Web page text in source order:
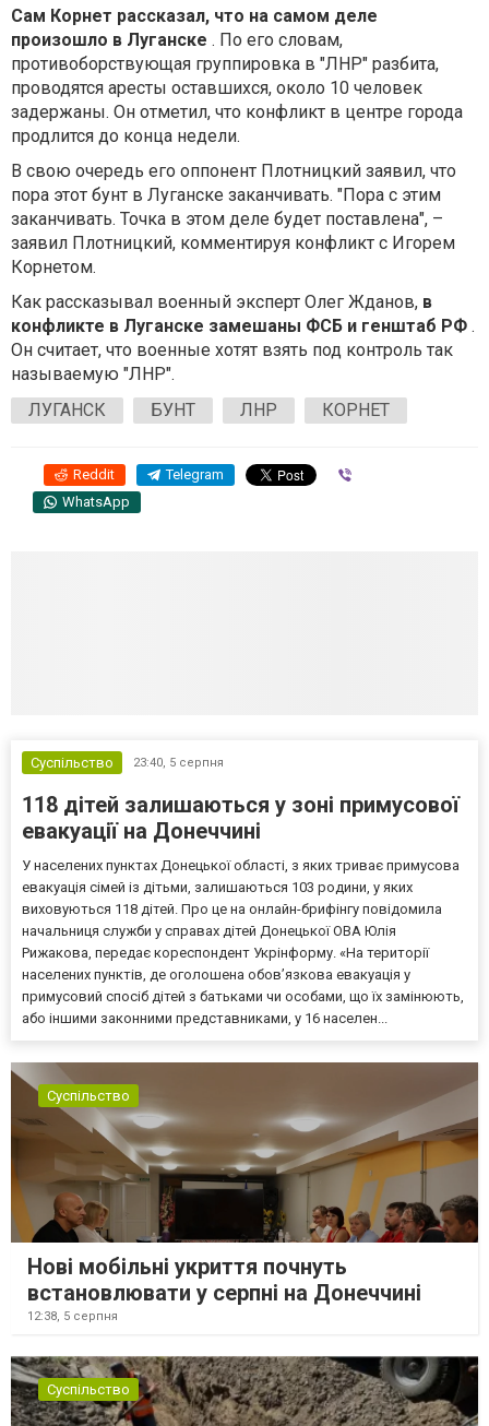
Сам Корнет рассказал, что на самом деле
произошло в Луганске . По его словам,
противоборствующая группировка в "ЛНР" разбита,
проводятся аресты оставшихся, около 10 человек
задержаны. Он отметил, что конфликт в центре города
продлится до конца недели.
В свою очередь его оппонент Плотницкий заявил, что
пора этот бунт в Луганске заканчивать. "Пора с этим
заканчивать. Точка в этом деле будет поставлена", –
заявил Плотницкий, комментируя конфликт с Игорем
Корнетом.
Как рассказывал военный эксперт Олег Жданов, в
конфликте в Луганске замешаны ФСБ и генштаб РФ .
Он считает, что военные хотят взять под контроль так
называемую "ЛНР".
ЛУГАНСК
БУНТ ЛНР КОРНЕТ
Reddit Telegram
WhatsApp
Суспільство 23:40, 5 серпня
118 дітей залишаються у зоні примусової
евакуації на Донеччині
У населених пунктах Донецької області, з яких триває примусова
евакуація сімей із дітьми, залишаються 103 родини, у яких
виховуються 118 дітей. Про це на онлайн-брифінгу повідомила
начальниця служби у справах дітей Донецької ОВА Юлія
Рижакова, передає кореспондент Укрінформу. «На території
населених пунктів, де оголошена обов’язкова евакуація у
примусовий спосіб дітей з батьками чи особами, що їх замінюють,
або іншими законними представниками, у 16 населен...
Суспільство
Нові мобільні укриття почнуть
встановлювати у серпні на Донеччині
12:38, 5 серпня
Суспільство